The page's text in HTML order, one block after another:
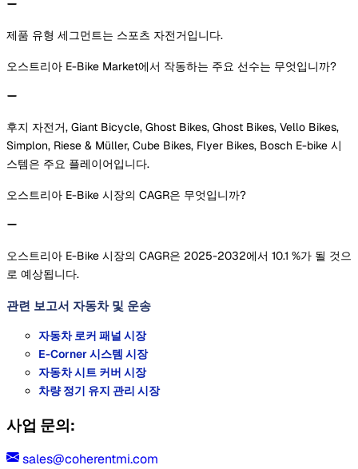
제품 유형 세그먼트는 스포츠 자전거입니다.
오스트리아 E-Bike Market에서 작동하는 주요 선수는 무엇입니까?
후지 자전거, Giant Bicycle, Ghost Bikes, Ghost Bikes, Vello Bikes,
Simplon, Riese & Müller, Cube Bikes, Flyer Bikes, Bosch E-bike 시
스템은 주요 플레이어입니다.
오스트리아 E-Bike 시장의 CAGR은 무엇입니까?
오스트리아 E-Bike 시장의 CAGR은 2025-2032에서 10.1 %가 될 것으
로 예상됩니다.
관련 보고서 자동차 및 운송
자동차 로커 패널 시장
E-Corner 시스템 시장
자동차 시트 커버 시장
차량 정기 유지 관리 시장
사업 문의:
sales@coherentmi.com